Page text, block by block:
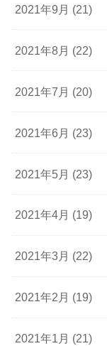
2021年9月 (21)
2021年8月 (22)
2021年7月 (20)
2021年6月 (23)
2021年5月 (23)
2021年4月 (19)
2021年3月 (22)
2021年2月 (19)
2021年1月 (21)